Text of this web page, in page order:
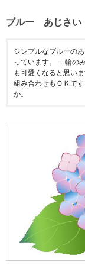
ブルー あじさ
シンプルなブルーの
っています。 一輪の
も可愛くなると思い
組み合わせもＯＫで
か。